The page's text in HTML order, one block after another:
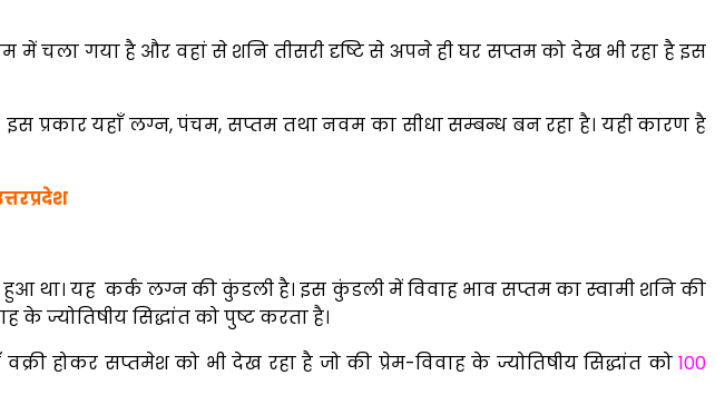
चला गया है और वहां से शनि तीसरी दृष्टि से अपने ही घर सप्तम को देख भी रहा है इस
प्रकार यहाँ लग्न, पंचम, सप्तम तथा नवम का सीधा सम्बन्ध बन रहा है। यही कारण है
था। यह कर्क लग्न की कुंडली है। इस कुंडली में विवाह भाव सप्तम का स्वामी शनि की
ज्योतिषीय सिद्धांत को पुष्ट करता है।
होकर सप्तमेश को भी देख रहा है जो की प्रेम-विवाह के ज्योतिषीय सिद्धांत को 100